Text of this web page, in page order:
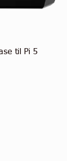
til Pi 5